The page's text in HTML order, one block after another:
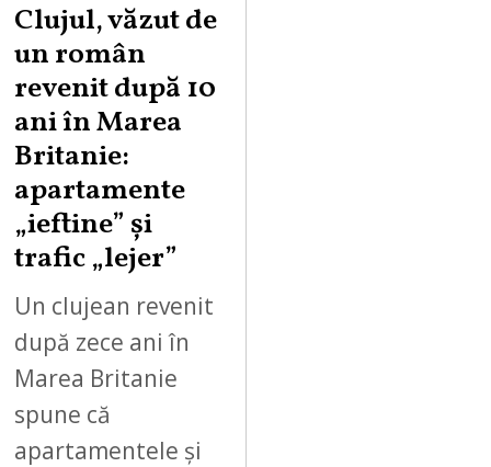
Clujul, văzut de
un român
revenit după 10
ani în Marea
Britanie:
apartamente
„ieftine” și
trafic „lejer”
Un clujean revenit
după zece ani în
Marea Britanie
spune că
apartamentele și